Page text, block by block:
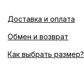
Доставка и оплата
Обмен и возврат
Как выбрать размер?